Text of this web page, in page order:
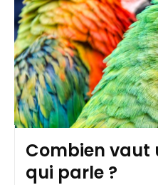
Combien vaut
qui parle ?